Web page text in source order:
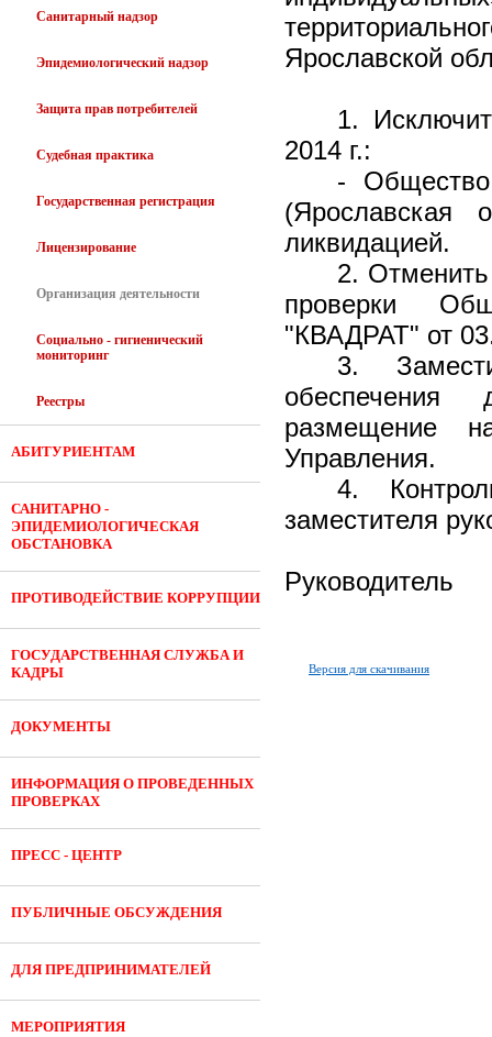
Санитарный надзор
Эпидемиологический надзор
Защита прав потребителей
Судебная практика
Государственная регистрация
Лицензирование
Организация деятельности
Социально - гигиенический
мониторинг
Реестры
АБИТУРИЕНТАМ
САНИТАРНО -
ЭПИДЕМИОЛОГИЧЕСКАЯ
ОБСТАНОВКА
ПРОТИВОДЕЙСТВИЕ КОРРУПЦИИ
ГОСУДАРСТВЕННАЯ СЛУЖБА И
КАДРЫ
ДОКУМЕНТЫ
ИНФОРМАЦИЯ О ПРОВЕДЕННЫХ
ПРОВЕРКАХ
ПРЕСС - ЦЕНТР
ПУБЛИЧНЫЕ ОБСУЖДЕНИЯ
ДЛЯ ПРЕДПРИНИМАТЕЛЕЙ
МЕРОПРИЯТИЯ
Ярославской
1.
2014 г.:
- Общество
ликвидацией.
2.
проверки
"КВАДРАТ" от
3.
обеспечения
размещение
Управления.
4.
заместителя
Версия для скачивания